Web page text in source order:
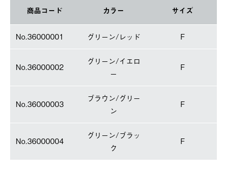
商品コード カラー サイズ
No.36000001 グリーン/レッド F
No.36000002
グリーン/イエロ
ー
F
No.36000003
ブラウン/グリー
ン
F
No.36000004
グリーン/ブラッ
ク
F